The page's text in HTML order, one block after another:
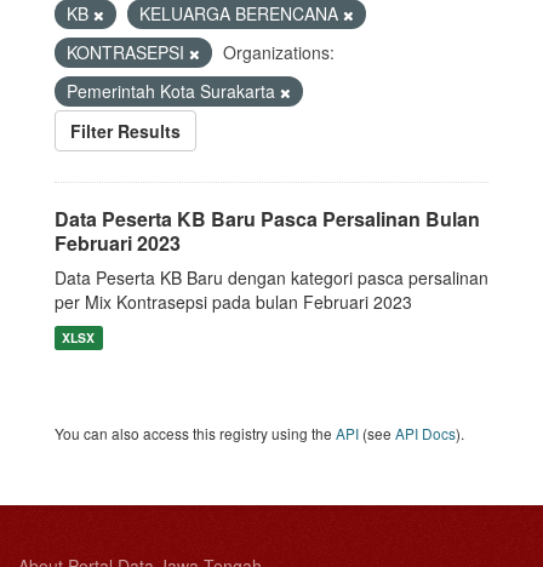
KB
KELUARGA BERENCANA
KONTRASEPSI
Organizations:
Pemerintah Kota Surakarta
Filter Results
Data Peserta KB Baru Pasca Persalinan Bulan
Februari 2023
Data Peserta KB Baru dengan kategori pasca persalinan
per Mix Kontrasepsi pada bulan Februari 2023
XLSX
You can also access this registry using the API (see API Docs).